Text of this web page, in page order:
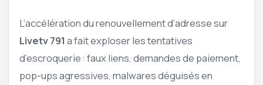
L’accélération du renouvellement d’adresse sur
Livetv 791 a fait exploser les tentatives
d’escroquerie : faux liens, demandes de paiement,
pop-ups agressives, malwares déguisés en